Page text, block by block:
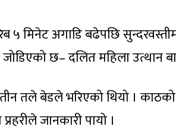
५ मिनेट अगाडि बढेपछि
छ– दलित महिला उत्थान
तले बेडले भरिएको थियो ।
जानकारी पायो ।